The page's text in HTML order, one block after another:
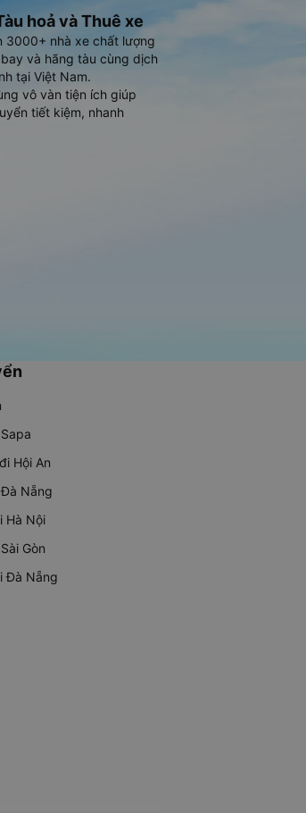
hoả và Thuê xe
3000+ nhà xe chất lượng
và hãng tàu cùng dịch
tại Việt Nam.
vô vàn tiện ích giúp
tiết kiệm, nhanh
Hội An
Nẵng
Hà Nội
Gòn
Đà Nẵng